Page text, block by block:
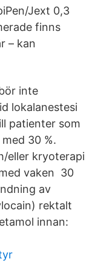
Jext 0,3
finns
– kan
inte
lokalanestesi
patienter som
30 %.
eller kryoterapi
vaken 30
av
rektalt
innan: